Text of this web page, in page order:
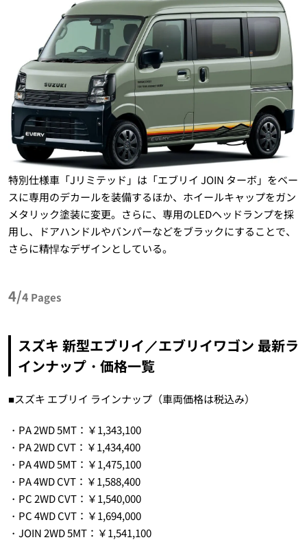
特別仕様車「Jリミテッド」は「エブリイ JOIN ターボ」をベー
スに専用のデカールを装備するほか、ホイールキャップをガン
メタリック塗装に変更。さらに、専用のLEDヘッドランプを採
用し、ドアハンドルやバンパーなどをブラックにすることで、
さらに精悍なデザインとしている。
4/4 Pages
スズキ 新型エブリイ／エブリイワゴン 最新ラ
インナップ・価格一覧
■スズキ エブリイ ラインナップ（車両価格は税込み）
・PA 2WD 5MT：￥1,343,100
・PA 2WD CVT：￥1,434,400
・PA 4WD 5MT：￥1,475,100
・PA 4WD CVT：￥1,588,400
・PC 2WD CVT：￥1,540,000
・PC 4WD CVT：￥1,694,000
・JOIN 2WD 5MT：￥1,541,100